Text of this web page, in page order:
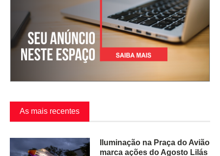
As mais recentes
Iluminação na Praça do Avião
marca ações do Agosto Lilás